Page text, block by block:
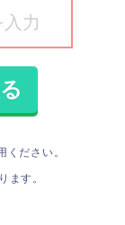
ださい。
ます。